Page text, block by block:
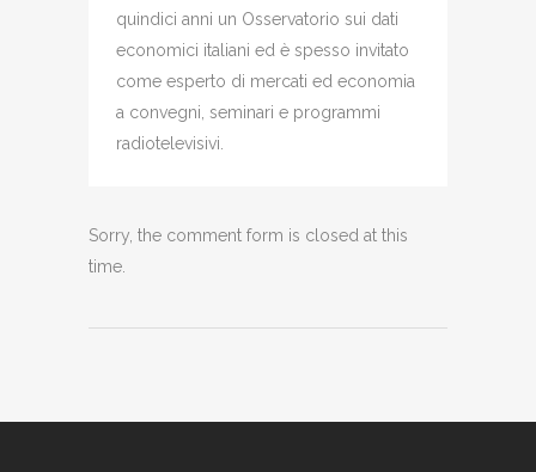
quindici anni un Osservatorio sui dati
economici italiani ed è spesso invitato
come esperto di mercati ed economia
a convegni, seminari e programmi
radiotelevisivi.
Sorry, the comment form is closed at this
time.